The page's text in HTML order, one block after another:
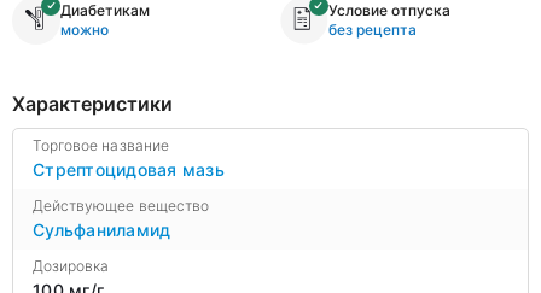
Диабетикам
можно
Условие отпуска
без рецепта
Характеристики
Торговое название
Стрептоцидовая мазь
Действующее вещество
Сульфаниламид
Дозировка